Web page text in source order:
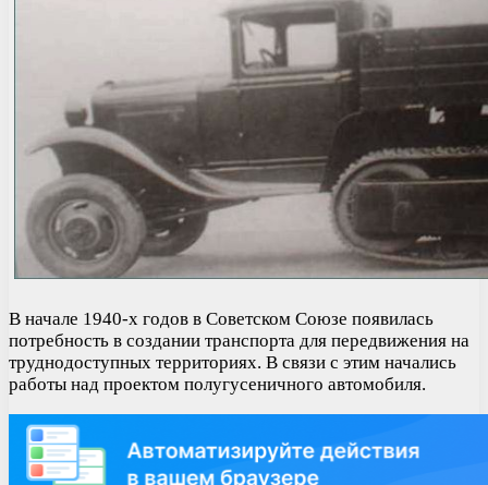
В начале 1940-х годов в Советском Союзе появилась
потребность в создании транспорта для передвижения на
труднодоступных территориях. В связи с этим начались
работы над проектом полугусеничного автомобиля.